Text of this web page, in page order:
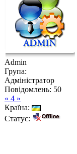
Admin
Група:
Адміністратор
Повідомлень: 50
« 4 »
Країна:
Статус: